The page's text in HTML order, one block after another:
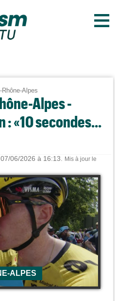
≡
Rhône-Alpes
Alpes -
: «10 secondes...
06/2026 à 16:13.
Mis à jour le
ALPES